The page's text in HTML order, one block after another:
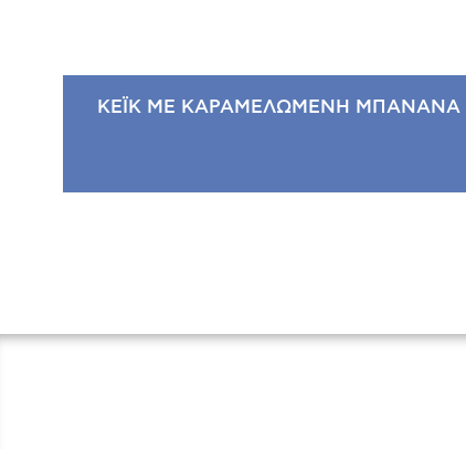
ΚΕΪΚ ΜΕ ΚΑΡΑΜΕΛΩΜΕΝΗ ΜΠΑΝΑΝΑ